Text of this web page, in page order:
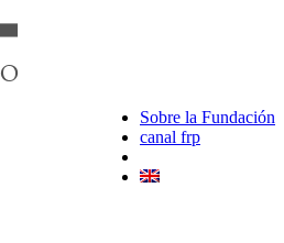
Sobre la Fundación
canal frp